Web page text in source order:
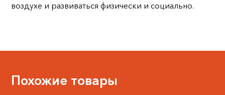
воздухе и развиваться физически и социально.
Похожие товары